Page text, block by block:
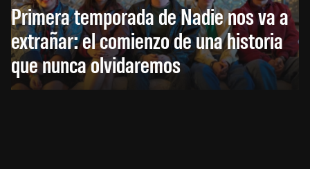
Primera temporada de Nadie nos va a
extrañar: el comienzo de una historia
que nunca olvidaremos